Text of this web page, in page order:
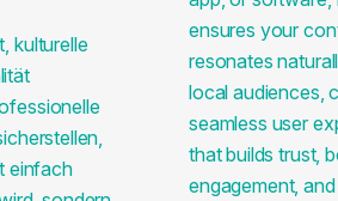
kulturelle
einfach
ensures your
resonates
local audiences,
seamless user
that builds trust,
engagement,